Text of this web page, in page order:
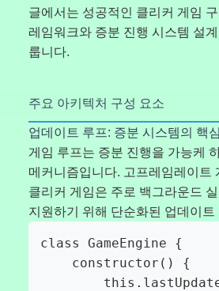
글에서는 성공적인 클리커 게임
레임워크와 증분 진행 시스템 설
룹니다.
주요 아키텍처 구성 요소
업데이트 루프: 증분 시스템의 핵
게임 루프는 증분 진행을 가능케
메커니즘입니다. 고프레임레이트
클리커 게임은 주로 백그라운드
지원하기 위해 단순화된 업데이
class GameEngine {
    constructor() {